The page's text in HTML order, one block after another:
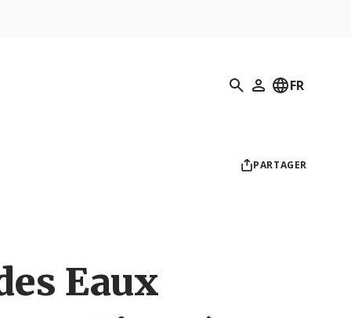
Recherche
Mon profil
FR
PARTAGER
Eaux